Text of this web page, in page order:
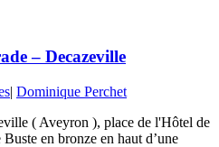
– Decazeville
| Dominique Perchet
( Aveyron ), place de l'Hôtel de
en bronze en haut d’une